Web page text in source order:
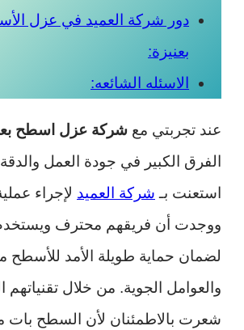
دور شركة العميد في عزل
بعنيزة:
الاسئله الشائعه:
عند تجربتي مع شركة عزل اسطح
الفرق الكبير في جودة العمل
استعنت بـ شركة العميد لإجراء
ووجدت أن فريقهم محترف
لضمان حماية طويلة الأمد للأسطح
والعوامل الجوية. من خلال تقنياتهم
شعرت بالاطمئنان لأن السطح بات